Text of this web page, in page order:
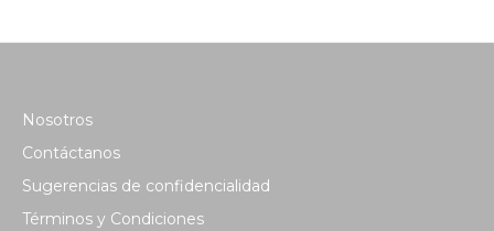
Nosotros
Contáctanos
Sugerencias de confidencialidad
Términos y Condiciones